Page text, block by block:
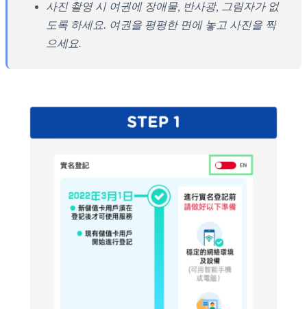
사진 촬영 시 여권에 장애물, 반사광, 그림자가 없
도록 하세요. 여권을 평평한 면에 놓고 사진을 찍
으세요.